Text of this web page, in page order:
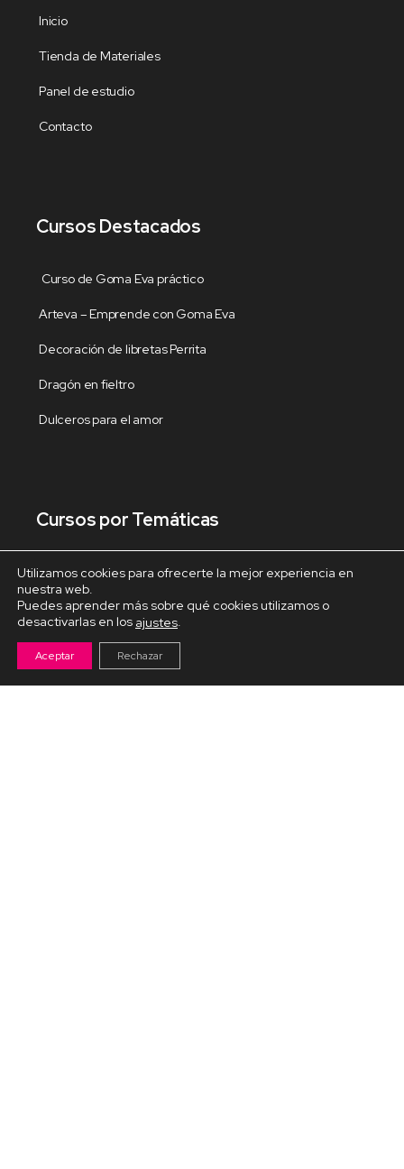
Inicio
Tienda de Materiales
Panel de estudio
Contacto
Cursos Destacados
Curso de Goma Eva práctico
Arteva – Emprende con Goma Eva
Decoración de libretas Perrita
Dragón en fieltro
Dulceros para el amor
Cursos por Temáticas
Decoración de libretas
Decoracion del hogar
Decoración Navideña
Utilizamos cookies para ofrecerte la mejor experiencia en
nuestra web.
Puedes aprender más sobre qué cookies utilizamos o
desactivarlas en los ajustes
Aceptar Rechazar